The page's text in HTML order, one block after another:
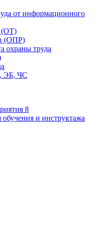
от информационного
(ОТ)
(ОПР)
охраны труда
ЭБ, ЧС
8
и инструктажа